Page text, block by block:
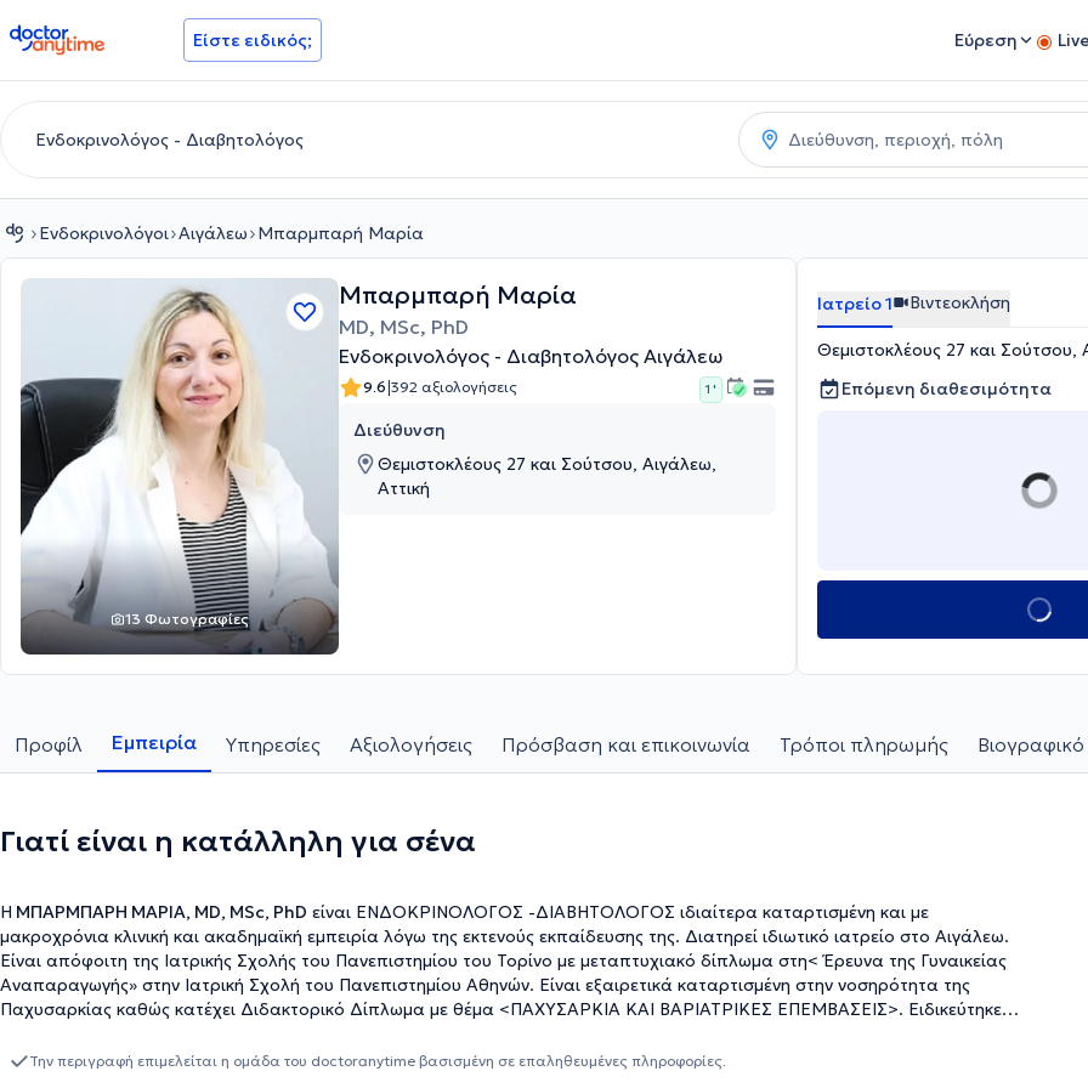
doctoranytime Είστε ειδικός; Εύρεση
Ενδοκρινολόγοι Αιγάλεω Μπαρμπαρή Μαρία
13 Φωτογραφίες
Μπαρμπαρή Μαρία
MD, MSc, PhD
Ενδοκρινολόγος - Διαβητολόγος Αιγάλεω
9.6|392 αξιολογήσεις 1 '
Διεύθυνση
Θεμιστοκλέους 27 και Σούτσου, Αιγάλεω,
Αττική
Ιατρείο 1 Βιντεοκλήση
Θεμιστοκλέους 27 και Σούτσου,
Επόμενη διαθεσιμότητα
Προφίλ Εμπειρία Υπηρεσίες Αξιολογήσεις Πρόσβαση και επικοινωνία Τρόποι πληρωμής
Γιατί είναι η κατάλληλη για σένα
Η ΜΠΑΡΜΠΑΡΗ ΜΑΡΙΑ, MD, MSc, PhD είναι ΕΝΔΟΚΡΙΝΟΛΟΓΟΣ -ΔΙΑΒΗΤΟΛΟΓΟΣ ιδιαίτερα καταρτισμένη και με
μακροχρόνια κλινική και ακαδημαϊκή εμπειρία λόγω της εκτενούς εκπαίδευσης της. Διατηρεί ιδιωτικό ιατρείο στο Αιγάλεω.
Είναι απόφοιτη της Ιατρικής Σχολής του Πανεπιστημίου του Τορίνο με μεταπτυχιακό δίπλωμα στη< Έρευνα της Γυναικείας
Αναπαραγωγής» στην Ιατρική Σχολή του Πανεπιστημίου Αθηνών. Είναι εξαιρετικά καταρτισμένη στην νοσηρότητα της
Παχυσαρκίας καθώς κατέχει Διδακτορικό Δίπλωμα με θέμα <ΠΑΧΥΣΑΡΚΙΑ ΚΑΙ ΒΑΡΙΑΤΡΙΚΕΣ ΕΠΕΜΒΑΣΕΙΣ>. Ειδικεύτηκε
ΔΙΑΒΗΤΟΛΟΓΙΚΟ ΤΜΗΜΑ της Β’ Πανεπιστημιακής Παθολογικής Κλινικής του Γ.Ν.Α ΙΠΠΟΚΡΑΤΕΙΟ. Επίσης, εκπαιδεύτηκε στην
Την περιγραφή επιμελείται η ομάδα του doctoranytime βασισμένη σε επαληθευμένες πληροφορίες.